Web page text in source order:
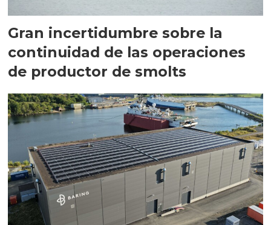
Gran incertidumbre sobre la
continuidad de las operaciones
de productor de smolts